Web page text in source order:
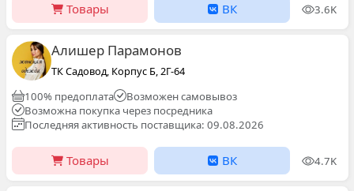
Товары ВК 3.6K
Алишер Парамонов
ТК Садовод, Корпус Б, 2Г-64
100% предоплата
Возможен самовывоз
Возможна покупка через посредника
Последняя активность поставщика: 09.08.2026
Товары ВК 4.7K